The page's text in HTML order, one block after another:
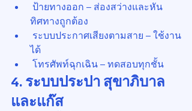
ป้ายทางออก – ส่องสว่างและหัน
ทิศทางถูกต้อง
ระบบประกาศเสียงตามสาย – ใช้งาน
ได้
โทรศัพท์ฉุกเฉิน – ทดสอบทุกชั้น
4. ระบบประปา สุขาภิบาล
และแก๊ส